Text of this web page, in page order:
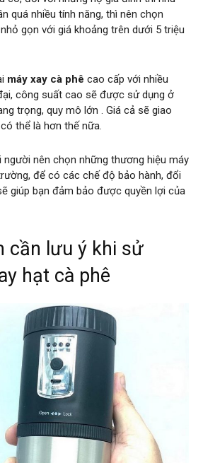
quá nhiều tính năng, thì nên chọn
gọn với giá khoảng trên dưới 5 triệu
máy xay cà phê cao cấp với nhiều
công suất cao sẽ được sử dụng ở
trọng, quy mô lớn . Giá cả sẽ giao
thể là hơn thế nữa.
nên chọn những thương hiệu máy
để có các chế độ bảo hành, đổi
giúp bạn đảm bảo được quyền lợi của
cần lưu ý khi sử
hạt cà phê